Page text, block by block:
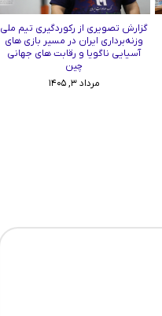
گزارش تصویری از رکوردگیری تیم ملی
وزنه‌برداری ایران در مسیر بازی های
آسیایی ناگویا و رقابت های جهانی
چین
مرداد ۳, ۱۴۰۵